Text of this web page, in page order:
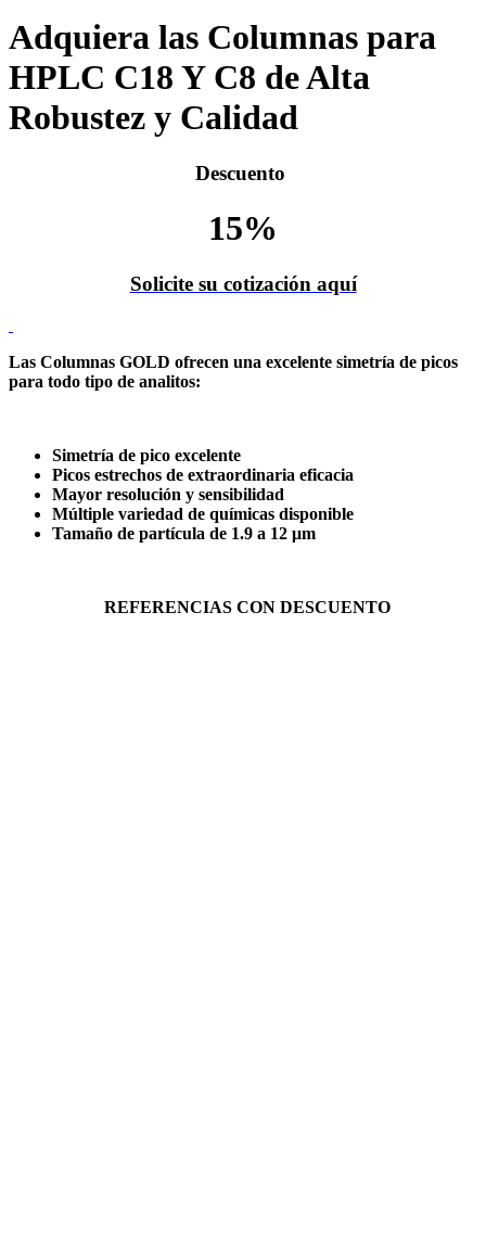
Adquiera las Columnas para
HPLC C18 Y C8 de Alta
Robustez y Calidad
Descuento
15%
Solicite su cotización aquí
Las Columnas GOLD ofrecen una excelente simetría de picos
para todo tipo de analitos:
Simetría de pico excelente
Picos estrechos de extraordinaria eficacia
Mayor resolución y sensibilidad
Múltiple variedad de químicas disponible
Tamaño de partícula de 1.9 a 12 μm
REFERENCIAS CON DESCUENTO